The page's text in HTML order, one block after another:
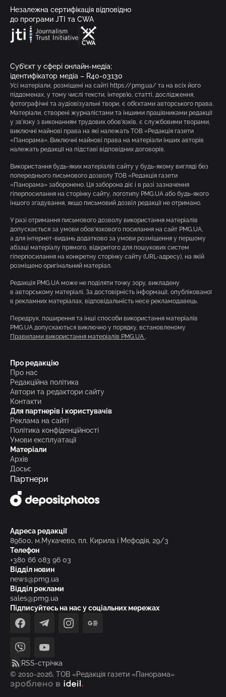
Незалежна сертифікація відповідно
до програми JTI та CWA
Суб’єкт у сфері онлайн-медіа;
ідентифікатор медіа – R40-03130
Усі матеріали, розміщені на сайті https://pmg.ua/ та на всіх його
піддоменах, у тому числі тексти, інтерв’ю, статті, дослідження,
фотографічні та аудіовізуальні твори, є об’єктами авторського права.
Матеріали, створені журналістами та іншими працівниками редакції
у зв’язку з виконанням трудових обов’язків, є службовими творами,
виключні майнові права на які належать ТОВ «Редакція газети
«Панорама». Виключні майнові права на матеріали інших авторів
належать редакції на підставі відповідних договорів.
Використання будь-яких матеріалів сайту у будь-якому вигляді без
попереднього письмового дозволу ТОВ «Редакція газети
«Панорама» заборонено. Ця заборона діє і в разі зазначення
гіперпосилання на сторінку сайту, логотипу PMG.UA або будь-якого
іншого згадування, якщо письмовий дозвіл редакції не отримано.
У разі отримання письмового дозволу використання матеріалів
допускається за умови обов’язкового посилання на сайт PMG.UA,
а для інтернет-видань додатково за умови розміщення у першому
абзаці матеріалу прямого, відкритого для пошукових систем
гіперпосилання на конкретну сторінку сайту (URL-адресу), на якій
розміщено оригінальний матеріал.
Редакція PMG.UA може не поділяти точку зору, викладену
в авторському матеріалі. За достовірність інформації, опублікованої
в рекламних матеріалах, відповідальність несе рекламодавець.
Передрук, поширення та інші способи використання матеріалів
PMG.UA допускаються виключно у порядку, встановленому
Правилами використання матеріалів PMG.UA .
Про редакцію
Про нас
Редакційна політика
Автори та редактори сайту
Контакти
Для партнерів і користувачів
Реклама на сайті
Політика конфіденційності
Умови експлуатації
Матеріали
Архів
Досьє
Партнери
Адреса редакції
89600, м.Мукачево, пл. Кирила і Мефодія, 29/3
Телефон
+380 66 083 96 03
Відділ новин
news@pmg.ua
Відділ реклами
sales@pmg.ua
Підписуйтесь на нас у соціальних мережах
facebooktelegraminstagramgoogle_news
viber
youtube
RSS-стрічка
© 2010-2026, ТОВ «Редакція газети «Панорама»
зроблено в ideil.